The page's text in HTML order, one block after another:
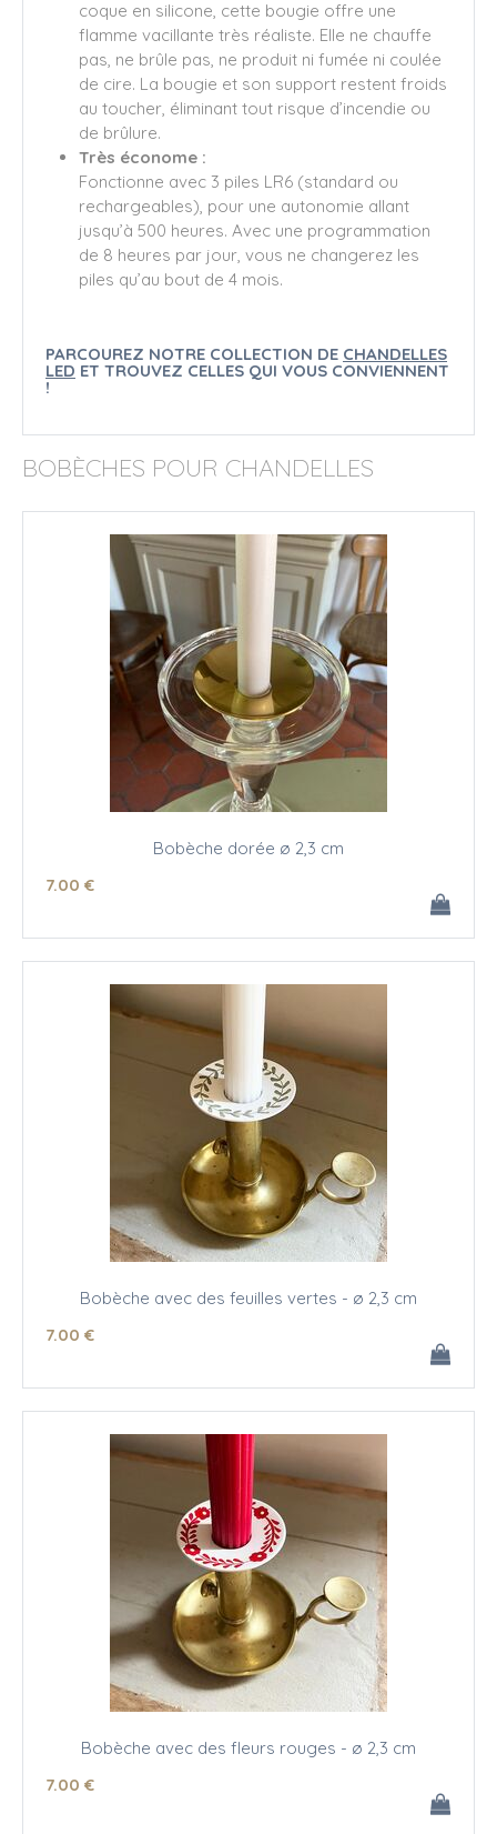
coque en silicone, cette bougie offre une
flamme vacillante très réaliste. Elle ne chauffe
pas, ne brûle pas, ne produit ni fumée ni coulée
de cire. La bougie et son support restent froids
au toucher, éliminant tout risque d’incendie ou
de brûlure.
Très économe :
Fonctionne avec 3 piles LR6 (standard ou
rechargeables), pour une autonomie allant
jusqu’à 500 heures. Avec une programmation
de 8 heures par jour, vous ne changerez les
piles qu’au bout de 4 mois.
PARCOUREZ NOTRE COLLECTION DE CHANDELLES
LED ET TROUVEZ CELLES QUI VOUS CONVIENNENT
!
BOBÈCHES POUR CHANDELLES
Bobèche dorée ø 2,3 cm
7.00 €
Bobèche avec des feuilles vertes - ø 2,3 cm
7.00 €
Bobèche avec des fleurs rouges - ø 2,3 cm
7.00 €